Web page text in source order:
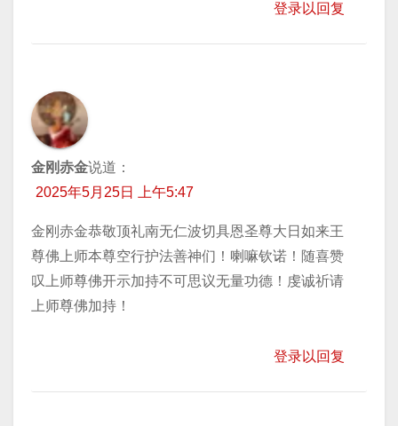
登录以回复
金刚赤金说道：
2025年5月25日 上午5:47
金刚赤金恭敬顶礼南无仁波切具恩圣尊大日如来王
尊佛上师本尊空行护法善神们！喇嘛钦诺！随喜赞
叹上师尊佛开示加持不可思议无量功德！虔诚祈请
上师尊佛加持！
登录以回复